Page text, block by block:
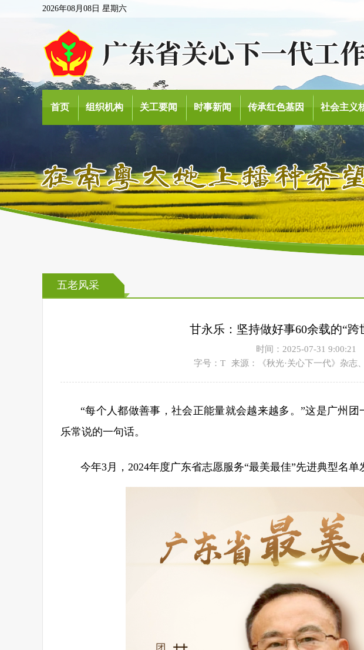
2026年08月08日 星期六
首页 组织机构 关工要闻 时事新闻 传承红色基因 社会主义
五老风采
甘永乐：坚持做好事60余载的“跨
时间：2025-07-31 9:00:21
字号：T
来源：《秋光·关心下一代》杂志
“每个人都做善事，社会正能量就会越来越多。”这是广州团
乐常说的一句话。
今年3月，2024年度广东省志愿服务“最美最佳”先进典型名单